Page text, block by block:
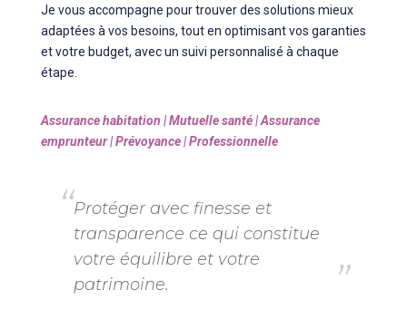
Je vous accompagne pour trouver des solutions mieux
adaptées à vos besoins, tout en optimisant vos garanties
et votre budget, avec un suivi personnalisé à chaque
étape.
Assurance habitation | Mutuelle santé | Assurance
emprunteur | Prévoyance | Professionnelle
Protéger avec finesse et
transparence ce qui constitue
votre équilibre et votre
patrimoine.